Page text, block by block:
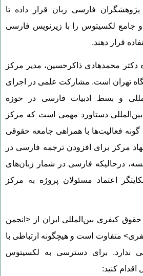
پژوهشگران فارسی زبان قرار داده تا
جامع لکسیتوس را با زیرنویس فارسی
قرار دهند.
محمدهادی ذاکرحسین، مدیر مرکز
تهران است. مشارکت علمی در اجرای
و بسط ادبیات فارسی در حوزه
دستاورد مهمی است که مرکز
فعالیت‌ها با همراهی جامعه حقوقی
مرکز برای افزودن ترجمه فارسی در
درحالیکه فارسی در شمار زبان‌های
اعتماد مسئولان پروژه به مرکز
کیفری بین‌المللی ایران از <انجمن
متفاوت است و هیچگونه ارتباطی با
ندارد. برای دسترسی به لکسیتوس
کنید: